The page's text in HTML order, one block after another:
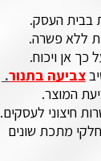
בבית העסק.
ללא פשרה.
כך אן ויכוח.
צביעה בתנור.
המוצר.
חיצוני לעסקים.
מתכת שונים